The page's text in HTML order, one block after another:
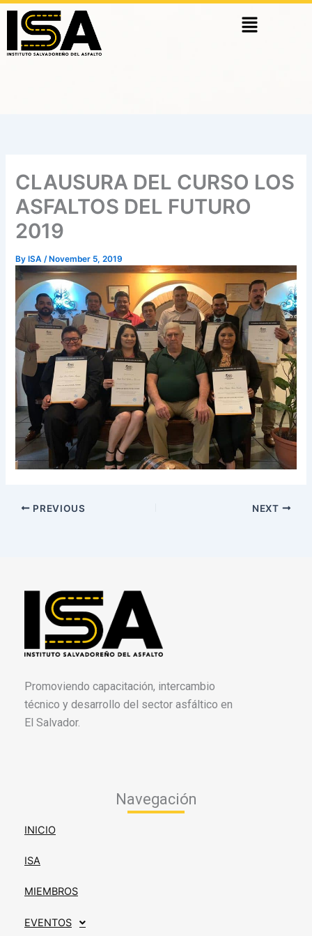
Skip
content
Menu
CLAUSURA DEL CURSO LOS
ASFALTOS DEL FUTURO
2019
ByISA/November 5, 2019
PREVIOUS NEXT
Promoviendo capacitación, intercambio
técnico y desarrollo del sector asfáltico en
El Salvador.
Navegación
INICIO
ISA
MIEMBROS
EVENTOS